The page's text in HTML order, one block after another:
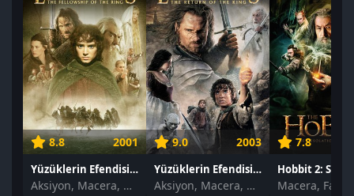
8.8 2001
Yüzüklerin Efendisi: Yüzük Kardeşliği izle
Aksiyon, Macera, Dram
9.0 2003
Yüzüklerin Efendisi: Kralın Dönüşü izle
Aksiyon, Macera, Dram
7.8
Macera,